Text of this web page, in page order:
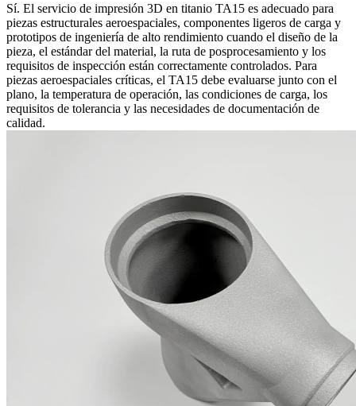
Sí. El servicio de impresión 3D en titanio TA15 es adecuado para
piezas estructurales aeroespaciales, componentes ligeros de carga y
prototipos de ingeniería de alto rendimiento cuando el diseño de la
pieza, el estándar del material, la ruta de posprocesamiento y los
requisitos de inspección están correctamente controlados. Para
piezas aeroespaciales críticas, el TA15 debe evaluarse junto con el
plano, la temperatura de operación, las condiciones de carga, los
requisitos de tolerancia y las necesidades de documentación de
calidad.